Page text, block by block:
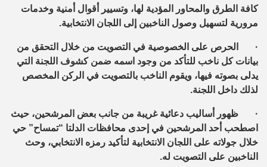
كافة الطرق والمحاور المؤدية لها، وتسيير أقوال أمنية وخدمات
مرورية لتسهيل وصول الناخبين إلى اللجان الانتخابية.
·
الحرص على الخصوصية في التصويت من خلال التحقق من
بيانات كل ناخب للتأكد من وجود اسمه ضمن كشوف اللجنة التي
يدلى بصوته فيها، ويقوم الناخب بالتصويت في الركن المخصص
لذلك داخل اللجنة.
· ظهور أساليب دعائية غريبة من جانب بعض المرشحين، حيث
اصطحب أحد المرشحين في إحدى محافظات الدلتا “تمساح” حي
خلال جولاته على اللجان الانتخابية لتأكيد رمزه الانتخابي، وحث
الناخبين على التصويت له.